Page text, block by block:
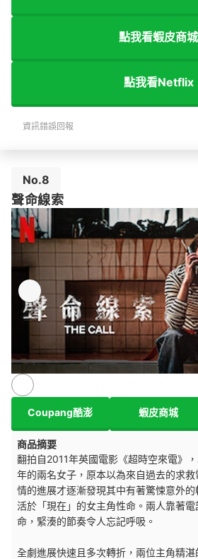
點我看蝦皮商城
點我看Netflix
資訊錯誤回報
No.8
聲命線索
Coupang酷澎 蝦皮商城
商品摘要
翻拍自2011年英國電影《超時空來電》
年的兩名女子，原本以為來自過去的求
情的進展才逐漸發現其中有著驚悚意外
活於「現在」的女主角性命。兩人靠著
命，緊湊的節奏令人忘記呼吸。
全劇進展快速且多次轉折，兩位主角精湛